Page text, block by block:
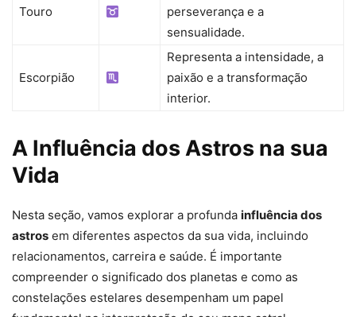
Touro
perseverança e a
sensualidade.
Escorpião
Representa a intensidade, a
paixão e a transformação
interior.
A Influência dos Astros na sua
Vida
Nesta seção, vamos explorar a profunda influência dos
astros em diferentes aspectos da sua vida, incluindo
relacionamentos, carreira e saúde. É importante
compreender o significado dos planetas e como as
constelações estelares desempenham um papel